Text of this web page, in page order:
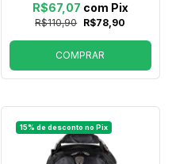
R$110,90 R$78,90
R$67,07 com Pix
COMPRAR